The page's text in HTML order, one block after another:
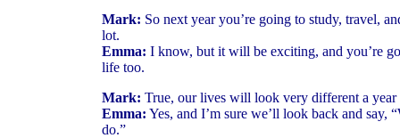
Mark: So next year you’re going to study, travel,
lot.
Emma: I know, but it will be exciting, and you’re
life too.
Mark: True, our lives will look very different a
Emma: Yes, and I’m sure we’ll look back and
do.”